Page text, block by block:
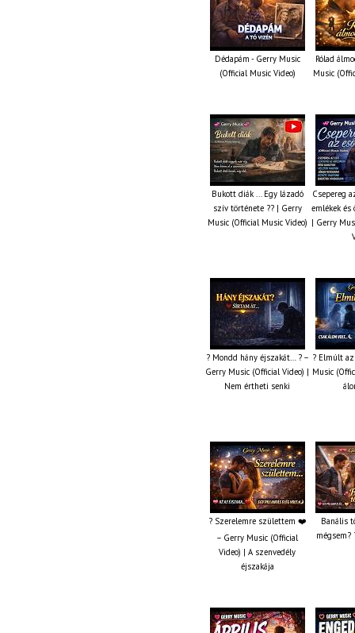
Dédapám - Gerry Music
(Official Music Video)
Rólad
Music
Bukott diák ... Egy lázadó
szív története ?? | Gerry
Music (Official Music Video)
Csepereg
emlékek és
| Gerry
? Mondd hány éjszakát… ? –
Gerry Music (Official Video) |
Nem értheti senki
? Elmúlt
Music
? Szerelemre születtem ❤️
– Gerry Music (Official
Video) | A szenvedély
éjszakája
Banális
mégsem?